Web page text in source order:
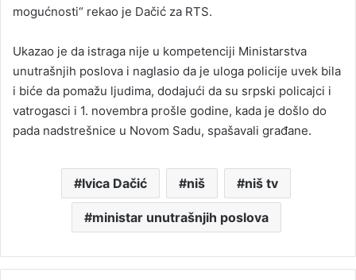
mogućnosti“ rekao je Dačić za RTS.
Ukazao je da istraga nije u kompetenciji Ministarstva
unutrašnjih poslova i naglasio da je uloga policije uvek bila
i biće da pomažu ljudima, dodajući da su srpski policajci i
vatrogasci i 1. novembra prošle godine, kada je došlo do
pada nadstrešnice u Novom Sadu, spašavali građane.
Ivica Dačić niš niš tv
ministar unutrašnjih poslova